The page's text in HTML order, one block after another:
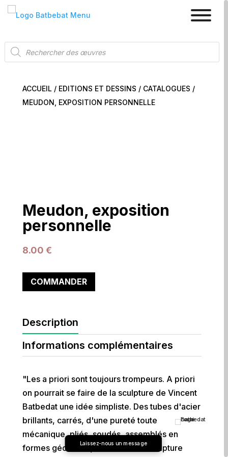
Recherche
de
produits
ACCUEIL / EDITIONS ET DESSINS / CATALOGUES /
MEUDON, EXPOSITION PERSONNELLE
Meudon, exposition
personnelle
8.00 €
COMMANDER
Description
Informations complémentaires
"Les a priori sont toujours trompeurs. A priori
on pourrait se faire de la sculpture de Vincent
Batbedat une idée simpliste. Des tubes d'acier
brillants, carrés, d'une pureté toute
mécanique, pliés, soudés, assemblés en
formes géométriques. Voici une sculpture
Laissez-nous un message